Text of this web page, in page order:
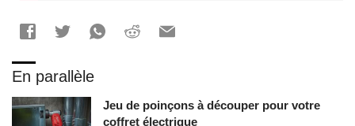
En parallèle
Jeu de poinçons à découper pour votre
coffret électrique